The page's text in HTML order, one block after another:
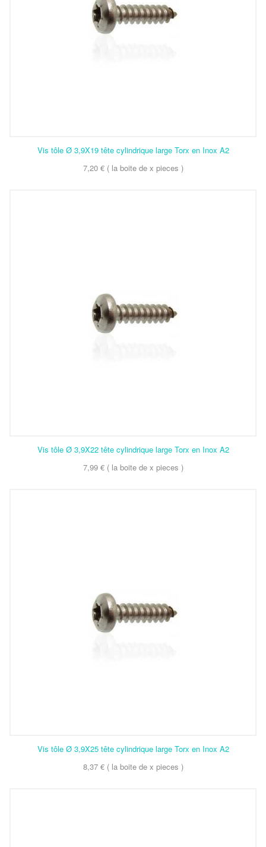
Vis tôle Ø 3,9X19 tête cylindrique large Torx en Inox A2
7,20 € ( la boite de x pieces )
Vis tôle Ø 3,9X22 tête cylindrique large Torx en Inox A2
7,99 € ( la boite de x pieces )
Vis tôle Ø 3,9X25 tête cylindrique large Torx en Inox A2
8,37 € ( la boite de x pieces )